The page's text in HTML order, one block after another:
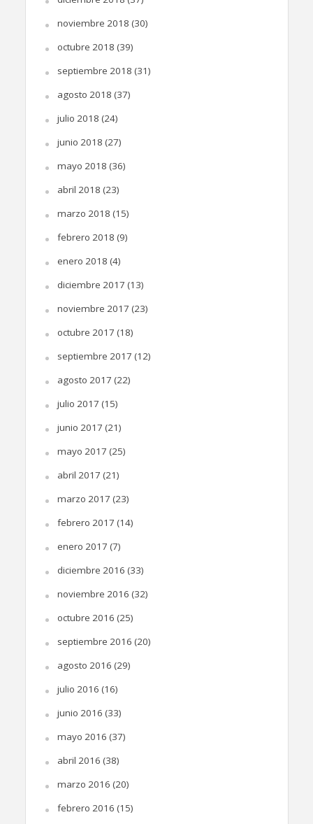
noviembre 2018 (30)
octubre 2018 (39)
septiembre 2018 (31)
agosto 2018 (37)
julio 2018 (24)
junio 2018 (27)
mayo 2018 (36)
abril 2018 (23)
marzo 2018 (15)
febrero 2018 (9)
enero 2018 (4)
diciembre 2017 (13)
noviembre 2017 (23)
octubre 2017 (18)
septiembre 2017 (12)
agosto 2017 (22)
julio 2017 (15)
junio 2017 (21)
mayo 2017 (25)
abril 2017 (21)
marzo 2017 (23)
febrero 2017 (14)
enero 2017 (7)
diciembre 2016 (33)
noviembre 2016 (32)
octubre 2016 (25)
septiembre 2016 (20)
agosto 2016 (29)
julio 2016 (16)
junio 2016 (33)
mayo 2016 (37)
abril 2016 (38)
marzo 2016 (20)
febrero 2016 (15)